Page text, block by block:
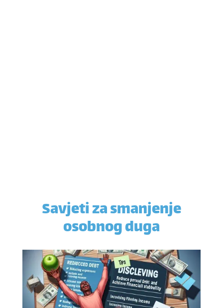
Savjeti za smanjenje
osobnog duga